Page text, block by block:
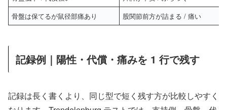
骨盤は保てるが鼠径部痛あり
股関節前方が詰まる / 痛い
記録例｜陽性・代償・痛みを 1 行で残す
記録は長く書くより、同じ型で短く残す方が比較しやすく